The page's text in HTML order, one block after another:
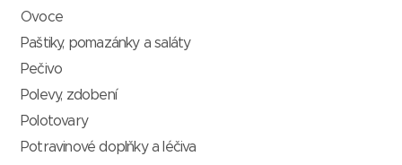
Ovoce
Paštiky, pomazánky a saláty
Pečivo
Polevy, zdobení
Polotovary
Potravinové doplňky a léčiva